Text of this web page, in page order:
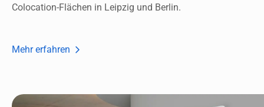
Colocation-Flächen in Leipzig und Berlin.
Mehr erfahren